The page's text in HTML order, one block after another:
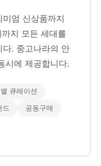
엄 신상품까지
지 모든 세대를
다. 중고나라의 안
시에 제공합니다.
큐레이션
드 공동구매